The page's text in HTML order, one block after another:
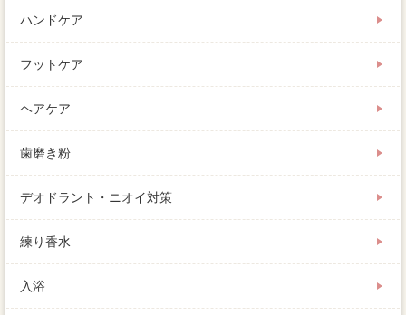
ハンドケア
フットケア
ヘアケア
歯磨き粉
デオドラント・ニオイ対策
練り香水
入浴